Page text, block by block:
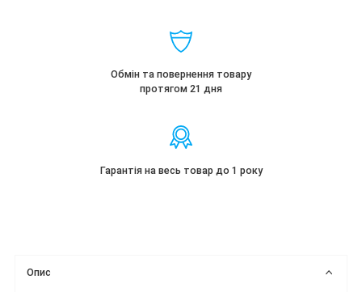
Обмін та повернення товару
протягом 21 дня
Гарантія на весь товар до 1 року
Опис